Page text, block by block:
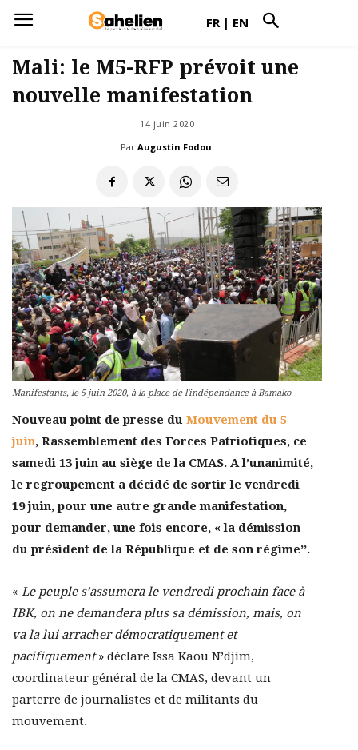
FR | EN
Mali: le M5-RFP prévoit une
nouvelle manifestation
14 juin 2020
Par Augustin Fodou
Manifestants, le 5 juin 2020, à la place de l'indépendance à Bamako
Nouveau point de presse du Mouvement du 5
juin, Rassemblement des Forces Patriotiques, ce
samedi 13 juin au siège de la CMAS. A l’unanimité,
le regroupement a décidé de sortir le vendredi
19 juin, pour une autre grande manifestation,
pour demander, une fois encore, « la démission
du président de la République et de son régime’’.
« Le peuple s’assumera le vendredi prochain face à
IBK, on ne demandera plus sa démission, mais, on
va la lui arracher démocratiquement et
pacifiquement» déclare Issa Kaou N’djim,
coordinateur général de la CMAS, devant un
parterre de journalistes et de militants du
mouvement.